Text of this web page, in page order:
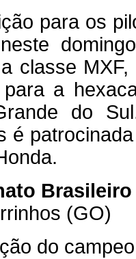
para os
classe
a
do
é
Brasileiro
(GO)
do